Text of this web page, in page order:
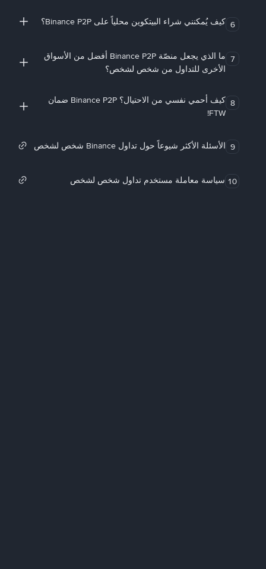
6 كيف يُمكنني شراء البيتكوين محلياً على Binance P2P؟
7
ما الذي يجعل منصّة Binance P2P أفضل من الأسواق
الأخرى للتداول من شخص لشخص؟
8
كيف أحمي نفسي من الاحتيال؟ Binance P2P ضمان
FTW!
9 الأسئلة الأكثر شيوعاً حول تداول Binance شخص لشخص
10 سياسة معاملة مستخدم تداول شخص لشخص